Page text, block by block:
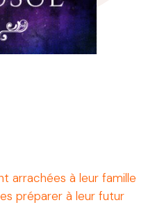
arrachées à leur famille
préparer à leur futur